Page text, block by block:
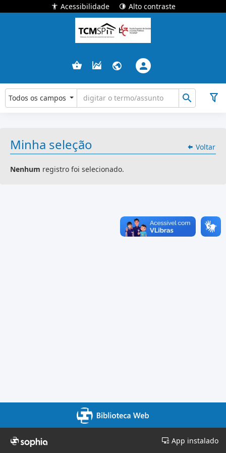
Acessibilidade Alto contraste
Todos os campos
Minha seleção Voltar
Nenhum registro foi selecionado.
App instalado